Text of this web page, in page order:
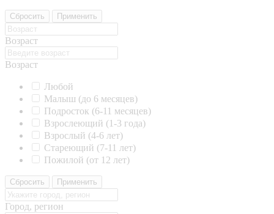
Сбросить Применить
Возраст
Возраст
Любой
Малыш (до 6 месяцев)
Подросток (6-11 месяцев)
Взрослеющий (1-3 года)
Взрослый (4-6 лет)
Стареющий (7-11 лет)
Пожилой (от 12 лет)
Сбросить Применить
Город, регион